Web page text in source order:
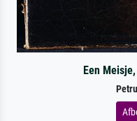
Een